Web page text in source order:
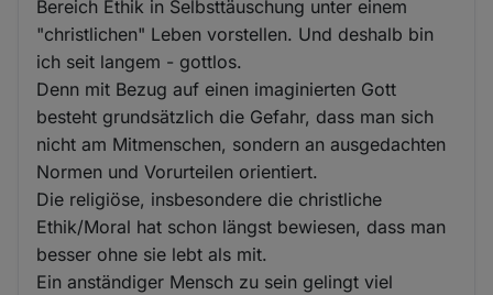
Bereich Ethik in Selbsttäuschung unter einem
"christlichen" Leben vorstellen. Und deshalb bin
ich seit langem - gottlos.
Denn mit Bezug auf einen imaginierten Gott
besteht grundsätzlich die Gefahr, dass man sich
nicht am Mitmenschen, sondern an ausgedachten
Normen und Vorurteilen orientiert.
Die religiöse, insbesondere die christliche
Ethik/Moral hat schon längst bewiesen, dass man
besser ohne sie lebt als mit.
Ein anständiger Mensch zu sein gelingt viel